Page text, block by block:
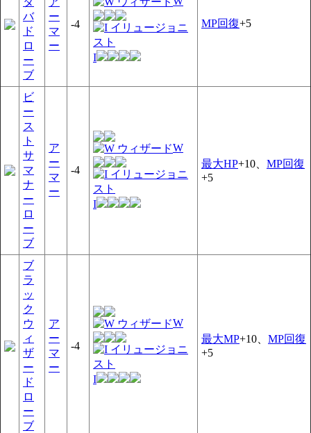
バ
ド
ロ
ー
ブ
ー
マ
ー
-4
I
MP回復+5
ビ
ー
ス
ト
サ
マ
ナ
ー
ロ
ー
ブ
ア
ー
マ
ー
-4
W
I
最大HP+10、 MP回復
+5
ブ
ラ
ッ
ク
ウ
ィ
ザ
ー
ド
ロ
ー
ブ
ア
ー
マ
ー
-4
W
I
最大MP+10、 MP回復
+5